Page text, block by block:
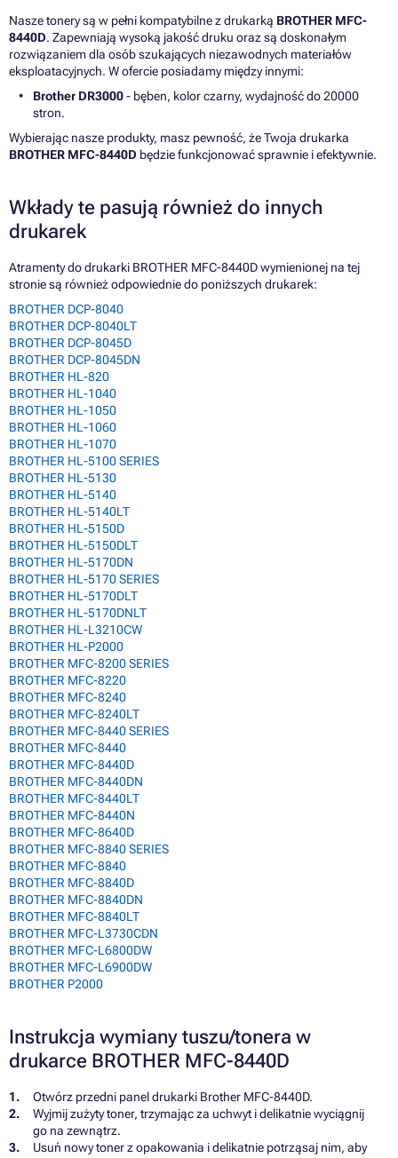
Nasze tonery są w pełni kompatybilne z drukarką BROTHER MFC-
8440D. Zapewniają wysoką jakość druku oraz są doskonałym
rozwiązaniem dla osób szukających niezawodnych materiałów
eksploatacyjnych. W ofercie posiadamy między innymi:
Brother DR3000- bęben, kolor czarny, wydajność do 20000
stron.
Wybierając nasze produkty, masz pewność, że Twoja drukarka
BROTHER MFC-8440D będzie funkcjonować sprawnie i efektywnie.
Wkłady te pasują również do innych
drukarek
Atramenty do drukarki BROTHER MFC-8440D wymienionej na tej
stronie są również odpowiednie do poniższych drukarek:
BROTHER DCP-8040
BROTHER DCP-8040LT
BROTHER DCP-8045D
BROTHER DCP-8045DN
BROTHER HL-820
BROTHER HL-1040
BROTHER HL-1050
BROTHER HL-1060
BROTHER HL-1070
BROTHER HL-5100 SERIES
BROTHER HL-5130
BROTHER HL-5140
BROTHER HL-5140LT
BROTHER HL-5150D
BROTHER HL-5150DLT
BROTHER HL-5170DN
BROTHER HL-5170 SERIES
BROTHER HL-5170DLT
BROTHER HL-5170DNLT
BROTHER HL-L3210CW
BROTHER HL-P2000
BROTHER MFC-8200 SERIES
BROTHER MFC-8220
BROTHER MFC-8240
BROTHER MFC-8240LT
BROTHER MFC-8440 SERIES
BROTHER MFC-8440
BROTHER MFC-8440D
BROTHER MFC-8440DN
BROTHER MFC-8440LT
BROTHER MFC-8440N
BROTHER MFC-8640D
BROTHER MFC-8840 SERIES
BROTHER MFC-8840
BROTHER MFC-8840D
BROTHER MFC-8840DN
BROTHER MFC-8840LT
BROTHER MFC-L3730CDN
BROTHER MFC-L6800DW
BROTHER MFC-L6900DW
BROTHER P2000
Instrukcja wymiany tuszu/tonera w
drukarce BROTHER MFC-8440D
Otwórz przedni panel drukarki Brother MFC-8440D.
Wyjmij zużyty toner, trzymając za uchwyt i delikatnie wyciągnij
go na zewnątrz.
Usuń nowy toner z opakowania i delikatnie potrząsaj nim, aby